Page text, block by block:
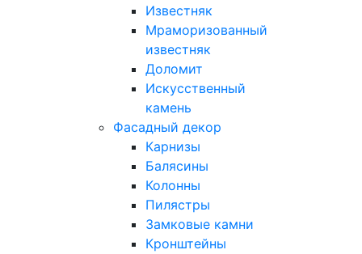
Известняк
Мраморизованный
известняк
Доломит
Искусственный
камень
Фасадный декор
Карнизы
Балясины
Колонны
Пилястры
Замковые камни
Кронштейны